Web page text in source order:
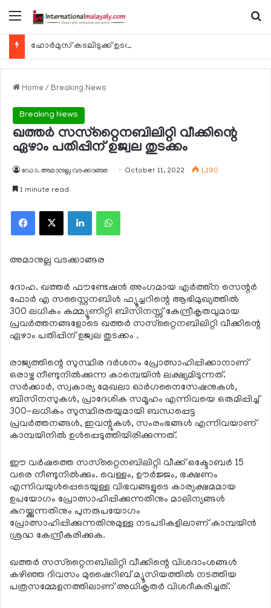
Menu
ഹോര്‍മുസ് കടലിടുക്ക് ഉടന്‍ തുറന്നേക്കും
Home / Breaking News
Breaking News
ഖത്തര്‍ സസ്‌റ്റൈനബിലിറ്റി വീക്കിന്റെ
ഏഴാം പതിപ്പിന് ഉജ്വല തുടക്കം
ഡോ. അമാനുല്ല വടക്കാങ്ങര October 11, 2022 1,190
1 minute read
Facebook
X LinkedInWhatsApp
അമാനുല്ല വടക്കാങ്ങര
ദോഹ. ഖത്തര്‍ ഫൗണ്ടേഷന്‍ അംഗമായ എര്‍ത്ത്ന സെന്റര്‍
ഫോര്‍ എ സസ്റ്റൈനബിള്‍ ഫ്യൂച്ചറിന്റെ ആഭിമുഖ്യത്തില്‍
300 ലധികം കമ്മ്യൂണിറ്റി ബിസിനസ്സ് കേന്ദ്രീകൃതവുമായ
പ്രവര്‍ത്തനങ്ങളോടെ ഖത്തര്‍ സസ്‌റ്റൈനബിലിറ്റി വീക്കിന്റെ
ഏഴാം പതിപ്പിന് ഉജ്വല തുടക്കം .
രാജ്യത്തിന്റെ സുസ്ഥിര ദര്‍ശനം പ്രോത്സാഹിപ്പിക്കാനാണ്
ഒരാഴ്ച നീണ്ടുനില്‍ക്കുന്ന കാമ്പെയിന്‍ ലക്ഷ്യമിടുന്നത്.
സര്‍ക്കാര്‍, സ്വകാര്യ മേഖലാ ഓര്‍ഗനൈസേഷനുകള്‍,
ബിസിനസുകള്‍, പ്രാദേശിക സമൂഹം എന്നിവയെ ഒരുമിപ്പിച്ച്
300-ലധികം സുസ്ഥിരതയുമായി ബന്ധപ്പെട്ട
പ്രവര്‍ത്തനങ്ങള്‍, ഇവന്റുകള്‍, സംരംഭങ്ങള്‍ എന്നിവയാണ്
കാമ്പയിനില്‍ ഉള്‍പ്പെടുത്തിയിരിക്കുന്നത്.
ഈ വര്‍ഷത്തെ സസ്‌റ്റൈനബിലിറ്റി വീക്ക് ഒക്ടോബര്‍ 15
വരെ നീണ്ടുനില്‍ക്കും. വെള്ളം, ഊര്‍ജ്ജം, ഭക്ഷണം
എന്നിവയുള്‍പ്പെടെയുള്ള വിഭവങ്ങളുടെ കാര്യക്ഷമമായ
ഉപയോഗം പ്രോത്സാഹിപ്പിക്കുന്നതിനും മാലിന്യങ്ങള്‍
കുറയ്ക്കുന്നതിനും പുനരുപയോഗം
പ്രോത്സാഹിപ്പിക്കുന്നതിനുമുള്ള നടപടികളിലാണ് കാമ്പയിന്‍
ശ്രദ്ധ കേന്ദ്രീകരിക്കുക.
ഖത്തര്‍ സസ്‌റ്റൈനബിലിറ്റി വീക്കിന്റെ വിശദാംശങ്ങള്‍
കഴിഞ്ഞ ദിവസം മുഷൈറിബ് മ്യൂസിയത്തില്‍ നടത്തിയ
പത്രസമ്മേളനത്തിലാണ് അധികൃതര്‍ വിശദീകരിച്ചത്.